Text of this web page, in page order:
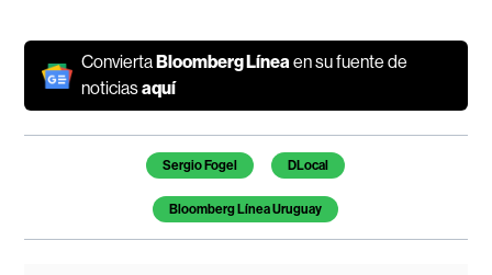
Convierta Bloomberg Líneaen su fuente de
noticiasaquí
Temas de este artículo
Sergio Fogel DLocal
Bloomberg Línea Uruguay